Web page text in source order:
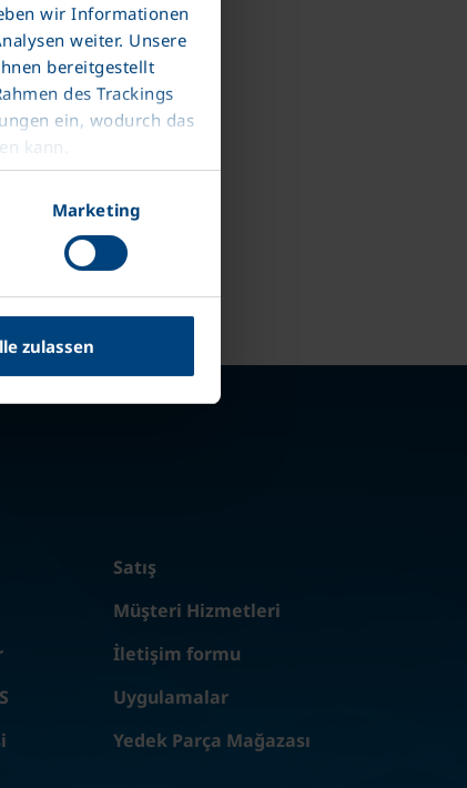
wir Informationen
weiter. Unsere
bereitgestellt
des Trackings
ein, wodurch das
kann.
Marketing
zulassen
Satış
Müşteri Hizmetleri
İletişim formu
Uygulamalar
Yedek Parça Mağazası